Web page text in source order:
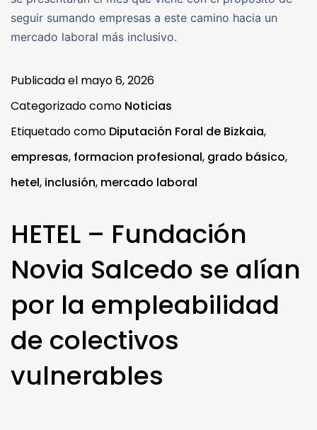
seguir sumando empresas a este camino hacia un
mercado laboral más inclusivo.
Publicada el mayo 6, 2026
Categorizado como Noticias
Etiquetado como Diputación Foral de Bizkaia,
empresas, formacion profesional, grado básico,
hetel, inclusión, mercado laboral
HETEL – Fundación
Novia Salcedo se alían
por la empleabilidad
de colectivos
vulnerables